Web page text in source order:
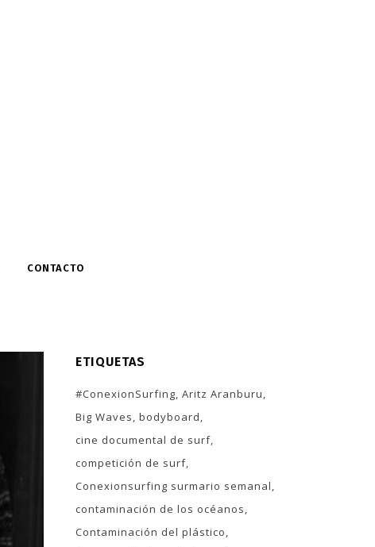
CONTACTO
ETIQUETAS
#ConexionSurfing Aritz Aranburu
Big Waves bodyboard
cine documental de surf
competición de surf
Conexionsurfing surmario semanal
contaminación de los océanos
Contaminación del plástico